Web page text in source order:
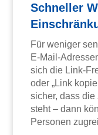
Schneller
Für weniger
E-Mail-
sich die Link-
oder „Link
sicher, dass die
steht – dann
Personen